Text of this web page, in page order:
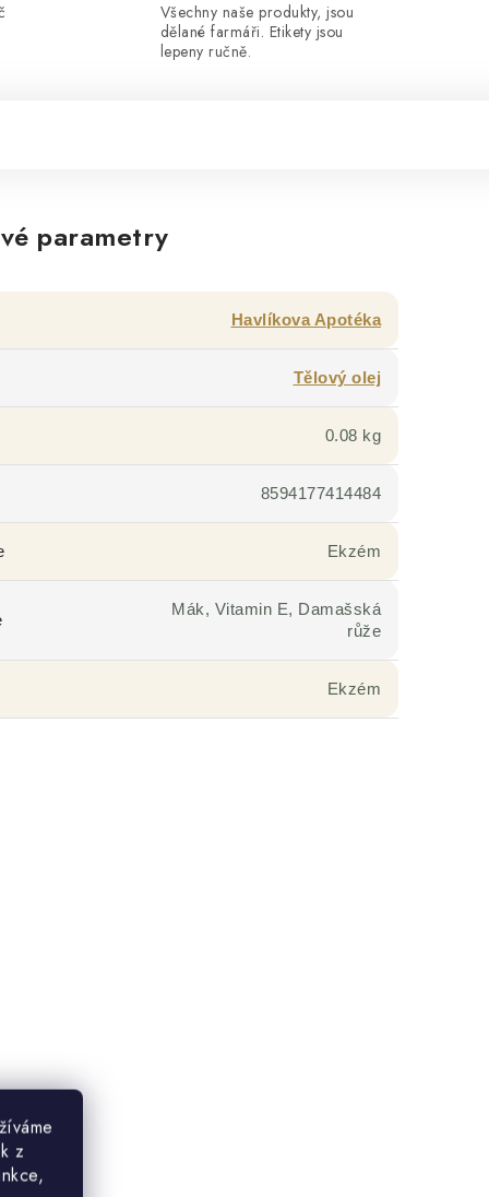
z
Všechny naše produkty, jsou
dělané farmáři. Etikety jsou
lepeny ručně.
parametry
Havlíkova Apotéka
Tělový olej
0.08 kg
8594177414484
Ekzém
Mák, Vitamin E, Damašská
růže
Ekzém